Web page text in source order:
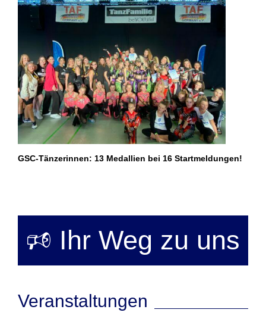
GSC-Tänzerinnen: 13 Medallien bei 16 Startmeldungen!
🕫 Ihr Weg zu uns
Veranstaltungen